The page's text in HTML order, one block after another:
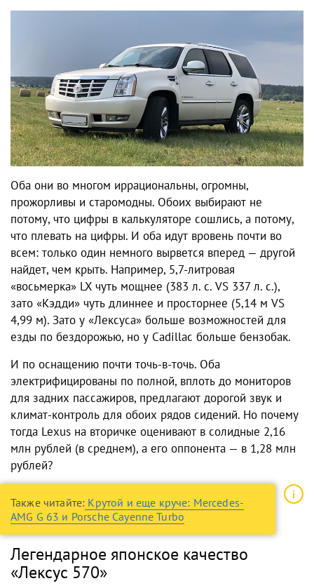
Оба они во многом иррациональны, огромны,
прожорливы и старомодны. Обоих выбирают не
потому, что цифры в калькуляторе сошлись, а потому,
что плевать на цифры. И оба идут вровень почти во
всем: только один немного вырвется вперед — другой
найдет, чем крыть. Например, 5,7-литровая
«восьмерка» LX чуть мощнее (383 л. с. VS 337 л. с.),
зато «Кэдди» чуть длиннее и просторнее (5,14 м VS
4,99 м). Зато у «Лексуса» больше возможностей для
езды по бездорожью, но у Cadillac больше бензобак.
И по оснащению почти точь-в-точь. Оба
электрифицированы по полной, вплоть до мониторов
для задних пассажиров, предлагают дорогой звук и
климат-контроль для обоих рядов сидений. Но почему
тогда Lexus на вторичке оценивают в солидные 2,16
млн рублей (в среднем), а его оппонента — в 1,28 млн
рублей?
Также читайте: Крутой и еще круче: Mercedes-
AMG G 63 и Porsche Cayenne Turbo
Легендарное японское качество
«Лексус 570»